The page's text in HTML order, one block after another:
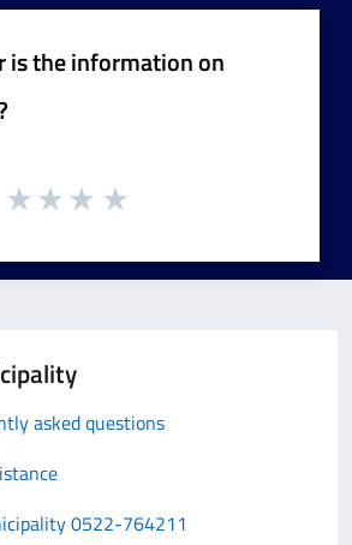
is the information on
asked questions
0522-764211